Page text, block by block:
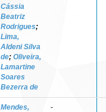
Cássia
Beatriz
Rodrigues;
Lima,
Aldeni Silva
de; Oliveira,
Lamartine
Soares
Bezerra de
Mendes,
-